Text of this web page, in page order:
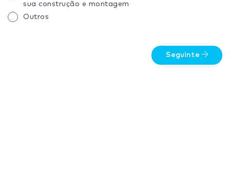
sua construção e montagem
Outros
Seguinte